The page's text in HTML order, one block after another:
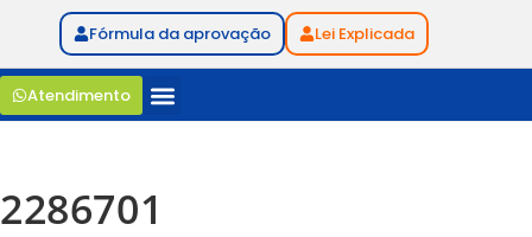
Fórmula da aprovação Lei Explicada
Atendimento
2286701